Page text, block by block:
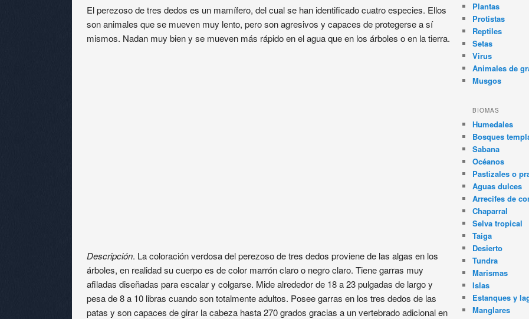
El perezoso de tres dedos es un mamífero, del cual se han identificado cuatro especies. Ellos
son animales que se mueven muy lento, pero son agresivos y capaces de protegerse a sí
mismos. Nadan muy bien y se mueven más rápido en el agua que en los árboles o en la tierra.
Descripción. La coloración verdosa del perezoso de tres dedos proviene de las algas en los
árboles, en realidad su cuerpo es de color marrón claro o negro claro. Tiene garras muy
afiladas diseñadas para escalar y colgarse. Mide alrededor de 18 a 23 pulgadas de largo y
pesa de 8 a 10 libras cuando son totalmente adultos. Posee garras en los tres dedos de las
patas y son capaces de girar la cabeza hasta 270 grados gracias a un vertebrado adicional en
Plantas
Protistas
Reptiles
Setas
Virus
Animales de
Musgos
BIOMAS
Humedales
Bosques
Sabana
Océanos
Pastizales o
Aguas dulces
Arrecifes de
Chaparral
Selva tropical
Taiga
Desierto
Tundra
Marismas
Islas
Estanques y
Manglares